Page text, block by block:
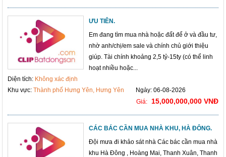
ƯU TIÊN.
Em đang tìm mua nhà hoặc đất để ở và đầu tư,
nhờ anh/chị/em sale và chính chủ giới thiệu
giúp. Tài chính khoảng 2,5 tỷ-15ty (có thể linh
hoạt nhiều hoặc...
Diện tích: Không xác định
Khu vực:Thành phố Hưng Yên, Hưng Yên
Ngày: 06-08-2026
Giá:
15,000,000,000 VNĐ
CÁC BÁC CẦN MUA NHÀ KHU, HÀ ĐÔNG.
Đội mưa đi khảo sát nhà Các bác cần mua nhà
khu Hà Đông , Hoàng Mai, Thanh Xuân, Thanh